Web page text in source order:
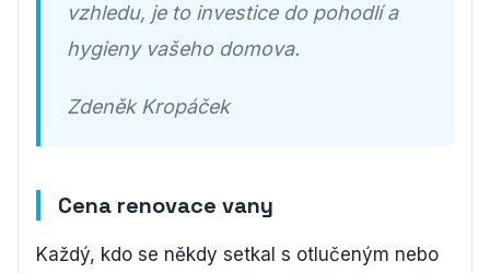
vzhledu, je to investice do pohodlí a
hygieny vašeho domova.
Zdeněk Kropáček
Cena renovace vany
Každý, kdo se někdy setkal s otlučeným nebo